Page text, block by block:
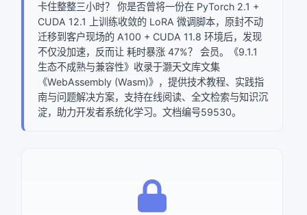
卡住整整三小时？ 你是否曾将一份在 PyTorch 2.1 +
CUDA 12.1 上训练收敛的 LoRA 微调脚本，原封不动
迁移到客户现场的 A100 + CUDA 11.8 环境后，发现
不仅没加速，反而让 耗时暴涨 47%？ 会员。《9.1.1
生态不成熟与兼容性》收录于灏天文库文集
《WebAssembly (Wasm)》，提供技术教程、实践指
南与问题解决方案，支持在线阅读、全文检索与知识沉
淀，助力开发者系统化学习。文档编号59530。